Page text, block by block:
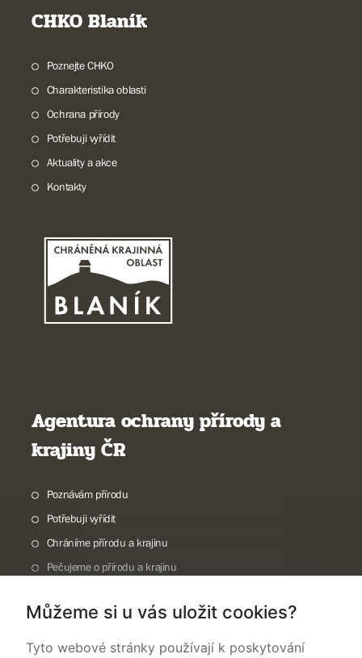
CHKO Blaník
Poznejte CHKO
Charakteristika oblasti
Ochrana přírody
Potřebuji vyřídit
Aktuality a akce
Kontakty
Agentura ochrany přírody a
krajiny ČR
Poznávám přírodu
Potřebuji vyřídit
Chráníme přírodu a krajinu
Pečujeme o přírodu a krajinu
O nás
Můžeme si u vás uložit cookies?
Tyto webové stránky používají k poskytování